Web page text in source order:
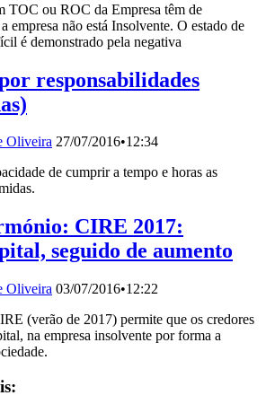
TOC ou ROC da Empresa têm de
empresa não está Insolvente. O estado de
é demonstrado pela negativa
responsabilidades
Oliveira 27/07/2016•12:34
de cumprir a tempo e horas as
CIRE 2017:
seguido de aumento
Oliveira 03/07/2016•12:22
(verão de 2017) permite que os credores
na empresa insolvente por forma a